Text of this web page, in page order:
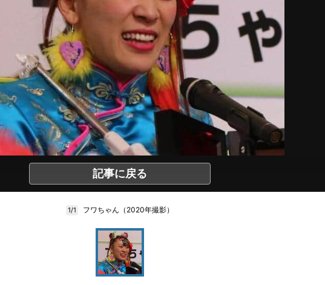
記事に戻る
1/1 フワちゃん（2020年撮影）